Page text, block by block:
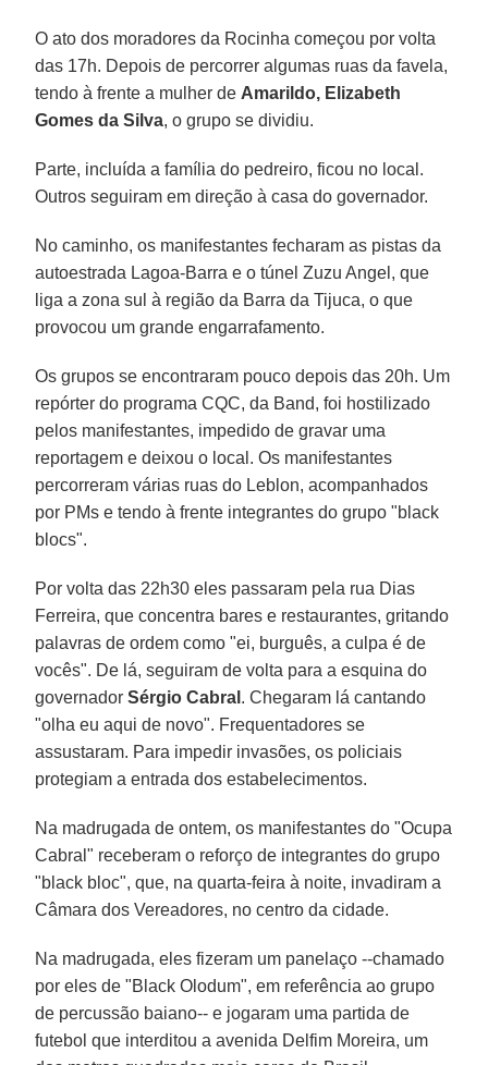
O ato dos moradores da Rocinha começou por volta
das 17h. Depois de percorrer algumas ruas da favela,
tendo à frente a mulher de Amarildo, Elizabeth
Gomes da Silva, o grupo se dividiu.
Parte, incluída a família do pedreiro, ficou no local.
Outros seguiram em direção à casa do governador.
No caminho, os manifestantes fecharam as pistas da
autoestrada Lagoa-Barra e o túnel Zuzu Angel, que
liga a zona sul à região da Barra da Tijuca, o que
provocou um grande engarrafamento.
Os grupos se encontraram pouco depois das 20h. Um
repórter do programa CQC, da Band, foi hostilizado
pelos manifestantes, impedido de gravar uma
reportagem e deixou o local. Os manifestantes
percorreram várias ruas do Leblon, acompanhados
por PMs e tendo à frente integrantes do grupo "black
blocs".
Por volta das 22h30 eles passaram pela rua Dias
Ferreira, que concentra bares e restaurantes, gritando
palavras de ordem como "ei, burguês, a culpa é de
vocês". De lá, seguiram de volta para a esquina do
governadorSérgio Cabral . Chegaram lá cantando
"olha eu aqui de novo". Frequentadores se
assustaram. Para impedir invasões, os policiais
protegiam a entrada dos estabelecimentos.
Na madrugada de ontem, os manifestantes do "Ocupa
Cabral" receberam o reforço de integrantes do grupo
"black bloc", que, na quarta-feira à noite, invadiram a
Câmara dos Vereadores, no centro da cidade.
Na madrugada, eles fizeram um panelaço --chamado
por eles de "Black Olodum", em referência ao grupo
de percussão baiano-- e jogaram uma partida de
futebol que interditou a avenida Delfim Moreira, um